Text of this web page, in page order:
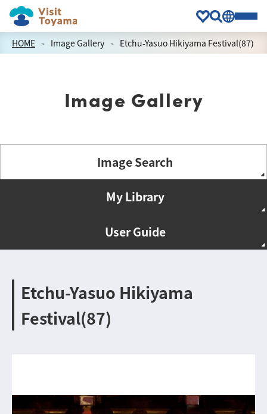
HOME Image Gallery Etchu-Yasuo Hikiyama Festival(87)
Image Gallery
Image Search
My Library
User Guide
Etchu-Yasuo Hikiyama
Festival(87)